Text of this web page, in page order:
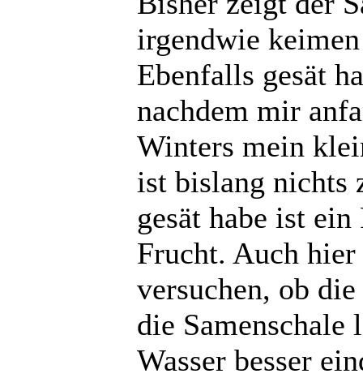
irgendwie
Ebenfalls gesät
nachdem mir
Winters mein
ist bislang nichts
gesät habe ist
Frucht. Auch
versuchen, ob
die Samenschale
Wasser besser